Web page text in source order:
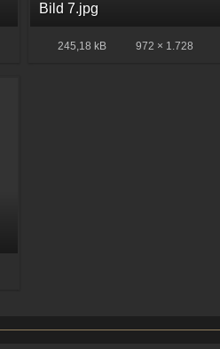
Bild 7.jpg
245,18 kB 972 × 1.728